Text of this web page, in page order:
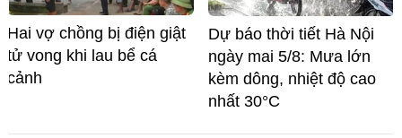
Hai vợ chồng bị điện giật
tử vong khi lau bể cá
cảnh
Dự báo thời tiết Hà Nội
ngày mai 5/8: Mưa lớn
kèm dông, nhiệt độ cao
nhất 30°C